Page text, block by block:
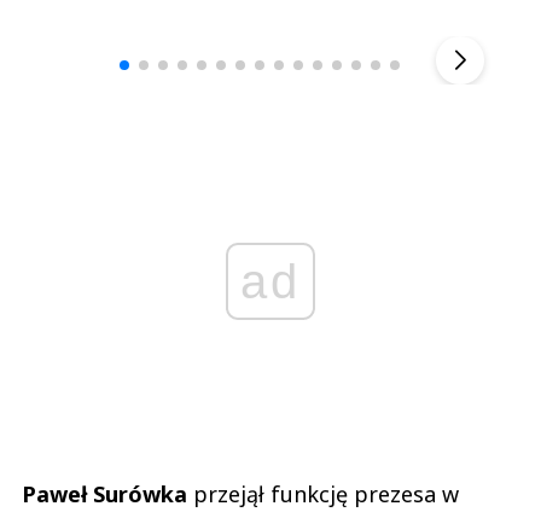
ad
Paweł Surówka przejął funkcję prezesa w